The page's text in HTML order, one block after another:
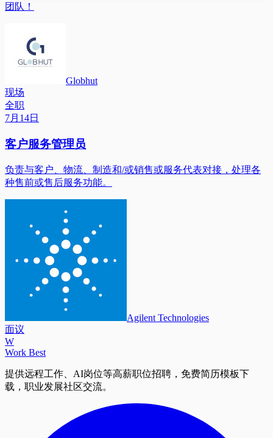
团队！
Globhut
现场
全职
7月14日
客户服务管理员
负责与客户、物流、制造和/或销售或服务代表对接，处理各
种售前或售后服务功能。
Agilent Technologies
面议
W
Work Best
提供远程工作、AI岗位等高薪职位招聘，免费简历模板下
载，职业发展社区交流。